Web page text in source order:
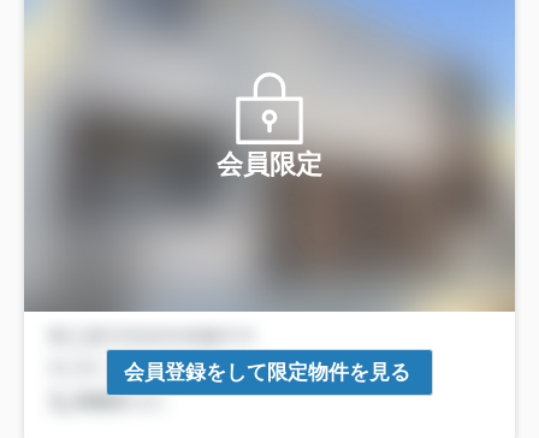
会員限定
会員登録をして限定物件を見る